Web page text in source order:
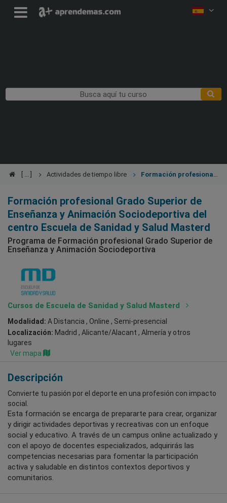
Actividades de tiempo libre
Formación profesional Grado Superior de
Enseñanza y Animación Sociodeportiva del
centro Escuela de Sanidad y Salud Masterd
Programa de Formación profesional Grado Superior de
Enseñanza y Animación Sociodeportiva
Cursos de Escuela de Sanidad y Salud Masterd
Modalidad: A Distancia , Online , Semi-presencial
Localización: Madrid , Alicante/Alacant , Almería y otros
lugares
Ver mapa
Descripción
Convierte tu pasión por el deporte en una profesión con impacto
social.
Esta formación se encarga de prepararte para crear, organizar
y dirigir actividades deportivas y recreativas con un enfoque
social y educativo. A través de un campus online actualizado y
con el apoyo de docentes especializados, adquirirás las
competencias necesarias para fomentar la participación
activa y saludable en distintos contextos deportivos y
comunitarios.